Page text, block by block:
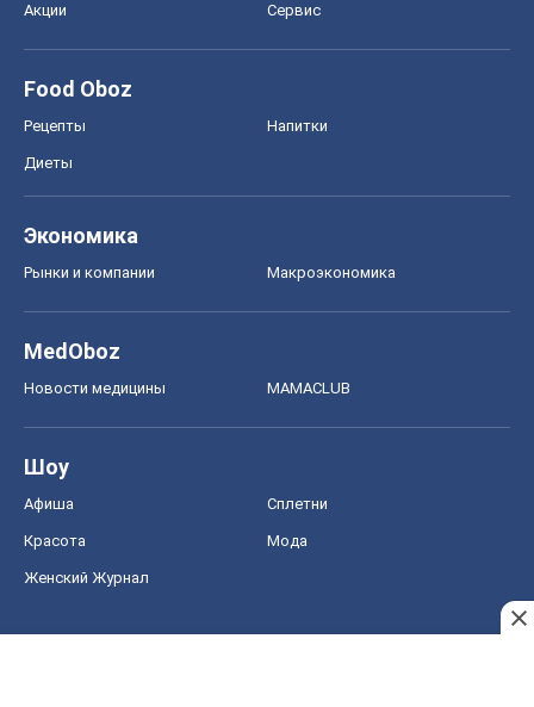
Акции Сервис
Food Oboz
Рецепты Напитки
Диеты
Экономика
Рынки и компании Mакроэкономика
MedOboz
Новости медицины MAMACLUB
Шоу
Афиша Сплетни
Красота Мода
Женский Журнал